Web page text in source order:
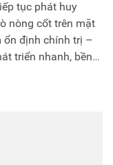
tục phát huy
nòng cốt trên mặt
ổn định chính trị –
triển nhanh, bền